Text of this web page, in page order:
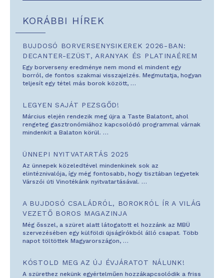
KORÁBBI HÍREK
BUJDOSÓ BORVERSENYSIKEREK 2026-BAN:
DECANTER-EZÜST, ARANYAK ÉS PLATINAÉREM
Egy borverseny eredménye nem mond el mindent egy
borról, de fontos szakmai visszajelzés. Megmutatja, hogyan
teljesít egy tétel más borok között, …
LEGYEN SAJÁT PEZSGŐD!
Március elején rendezik meg újra a Taste Balatont, ahol
rengeteg gasztronómiához kapcsolódó programmal várnak
mindenkit a Balaton körül. …
ÜNNEPI NYITVATARTÁS 2025
Az ünnepek közeledtével mindenkinek sok az
elintéznivalója, így még fontosabb, hogy tisztában legyetek
Várszói úti Vinotékánk nyitvatartásával. …
A BUJDOSÓ CSALÁDRÓL, BOROKRÓL ÍR A VILÁG
VEZETŐ BOROS MAGAZINJA
Még ősszel, a szüret alatt látogatott el hozzánk az MBÜ
szervezésében egy külföldi újságírókból álló csapat. Több
napot töltöttek Magyarországon, …
KÓSTOLD MEG AZ ÚJ ÉVJÁRATOT NÁLUNK!
A szürethez nekünk egyértelműen hozzákapcsolódik a friss